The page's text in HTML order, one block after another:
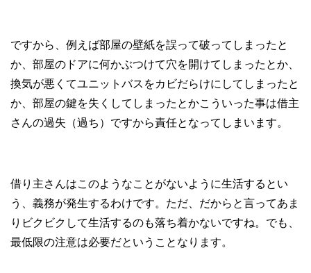
ですから、例えば部屋の壁紙を誤って破ってしまったと
か、部屋のドアに何かぶつけて穴を開けてしまったとか、
換気が悪くてユニットバスをカビだらけにしてしまったと
か、部屋の鍵を失くしてしまったとかこういった事は借主
さんの過失（過ち）ですから責任となってしまいます。
借り主さんはこのようなことがないように生活するとい
う、義務が発生するわけです。ただ、だからと言ってあま
りビクビクして生活するのも落ち着かないですね。でも、
最低限の注意は必要だということなります。